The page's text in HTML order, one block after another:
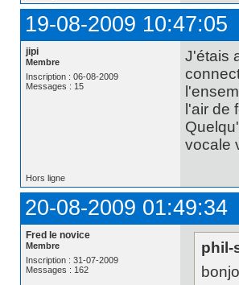
19-08-2009 10:47:05
jipi
Membre
Inscription : 06-08-2009
Messages : 15
J'étais
l'air de
vocale
Hors ligne
20-08-2009 01:49:34
Fred le novice
Membre
Inscription : 31-07-2009
Messages : 162
phil-